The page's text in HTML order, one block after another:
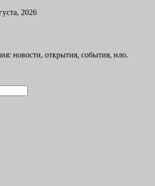
2026
новости, открытия, события, нло.